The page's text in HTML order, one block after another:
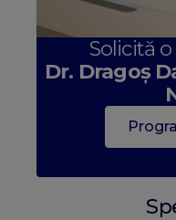
Solicită
Dr. Dragoș